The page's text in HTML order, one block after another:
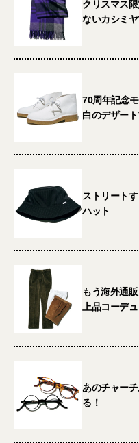
クリスマス
ないカシミ
70周年記念
白のデザー
ストリート
ハット
もう海外通
上品コーデ
あのチャー
る！